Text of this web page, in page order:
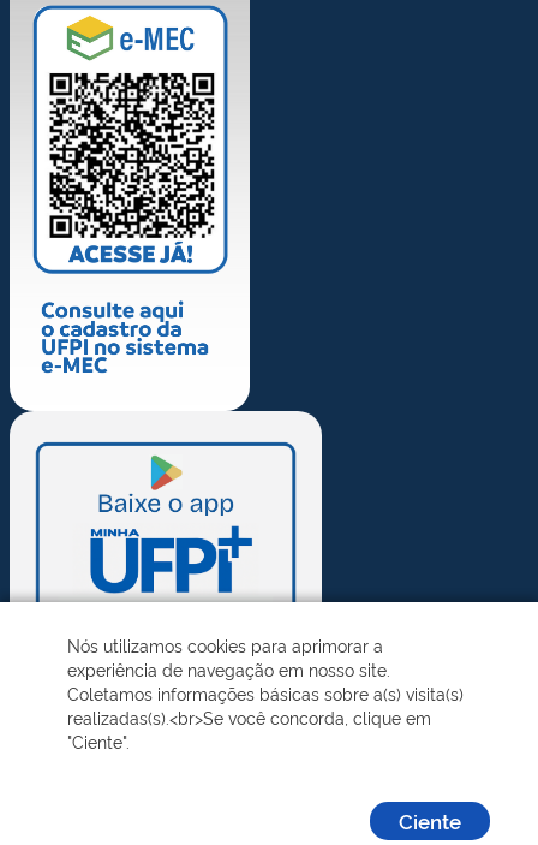
Nós utilizamos cookies para aprimorar a
experiência de navegação em nosso site.
Coletamos informações básicas sobre a(s) visita(s)
realizadas(s).<br>Se você concorda, clique em
"Ciente".
Ciente